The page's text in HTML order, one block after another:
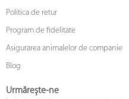
Politica de retur
Program de fidelitate
Asigurarea animalelor de companie
Blog
Urmărește-ne